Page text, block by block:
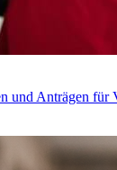
und Anträgen für